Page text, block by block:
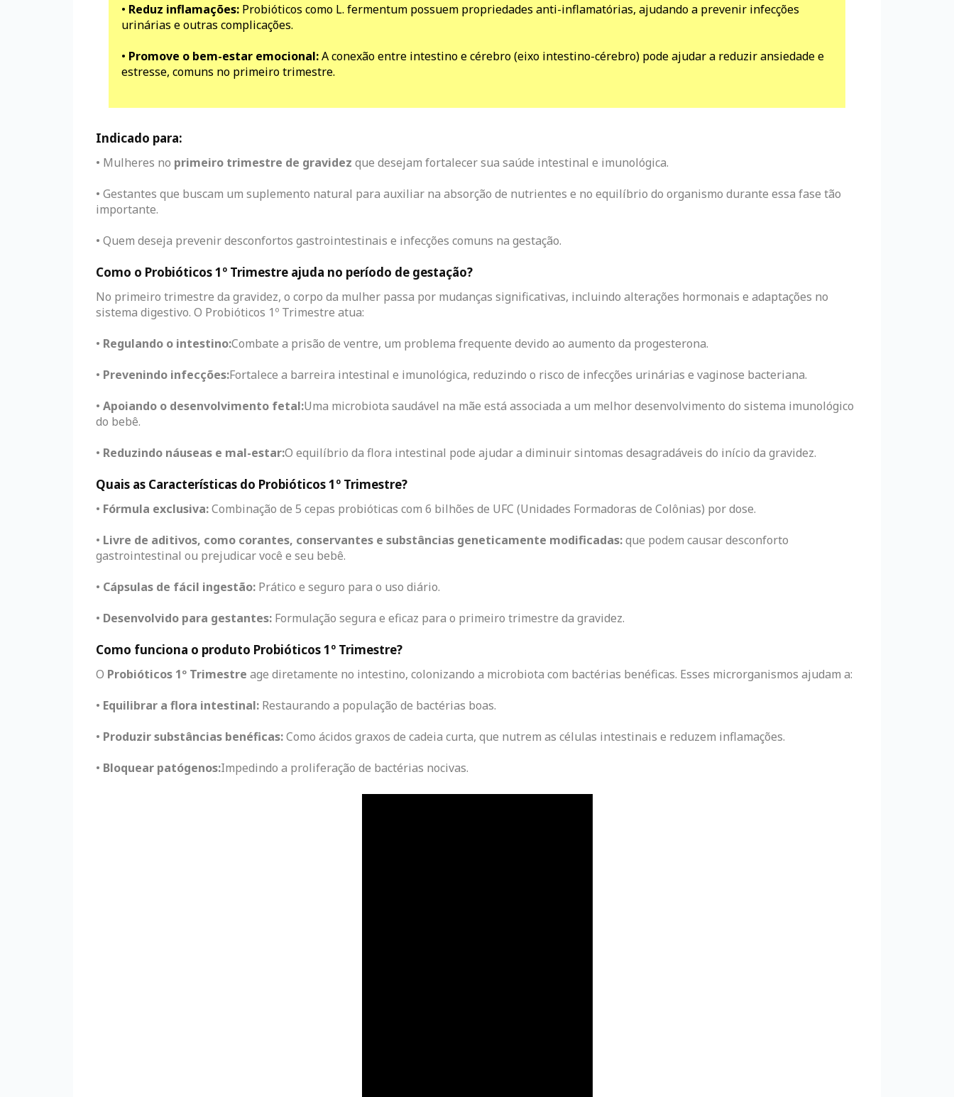
• Reduz inflamações: Probióticos como L. fermentum possuem propriedades anti-inflamatórias, ajudando a prevenir infecções
urinárias e outras complicações.
• Promove o bem-estar emocional:A conexão entre intestino e cérebro (eixo intestino-cérebro) pode ajudar a reduzir ansiedade e
estresse, comuns no primeiro trimestre.
Indicado para:
• Mulheres no primeiro trimestre de gravidez que desejam fortalecer sua saúde intestinal e imunológica.
• Gestantes que buscam um suplemento natural para auxiliar na absorção de nutrientes e no equilíbrio do organismo durante essa fase tão
importante.
• Quem deseja prevenir desconfortos gastrointestinais e infecções comuns na gestação.
Como o Probióticos 1º Trimestre ajuda no período de gestação?
No primeiro trimestre da gravidez, o corpo da mulher passa por mudanças significativas, incluindo alterações hormonais e adaptações no
sistema digestivo. O Probióticos 1º Trimestre atua:
• Regulando o intestino:Combate a prisão de ventre, um problema frequente devido ao aumento da progesterona.
• Prevenindo infecções:Fortalece a barreira intestinal e imunológica, reduzindo o risco de infecções urinárias e vaginose bacteriana.
• Apoiando o desenvolvimento fetal:Uma microbiota saudável na mãe está associada a um melhor desenvolvimento do sistema imunológico
do bebê.
• Reduzindo náuseas e mal-estar:O equilíbrio da flora intestinal pode ajudar a diminuir sintomas desagradáveis do início da gravidez.
Quais as Características do Probióticos 1º Trimestre?
• Fórmula exclusiva:Combinação de 5 cepas probióticas com 6 bilhões de UFC (Unidades Formadoras de Colônias) por dose.
• Livre de aditivos, como corantes, conservantes e substâncias geneticamente modificadas:que podem causar desconforto
gastrointestinal ou prejudicar você e seu bebê.
• Cápsulas de fácil ingestão: Prático e seguro para o uso diário.
• Desenvolvido para gestantes: Formulação segura e eficaz para o primeiro trimestre da gravidez.
Como funciona o produto Probióticos 1º Trimestre?
O Probióticos 1º Trimestre age diretamente no intestino, colonizando a microbiota com bactérias benéficas. Esses microrganismos ajudam a:
• Equilibrar a flora intestinal: Restaurando a população de bactérias boas.
• Produzir substâncias benéficas:Como ácidos graxos de cadeia curta, que nutrem as células intestinais e reduzem inflamações.
• Bloquear patógenos:Impedindo a proliferação de bactérias nocivas.